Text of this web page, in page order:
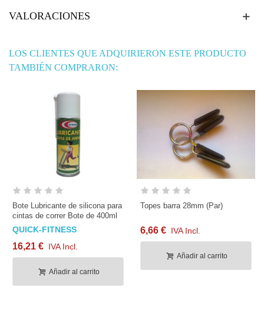
VALORACIONES
LOS CLIENTES QUE ADQUIRIERON ESTE PRODUCTO
TAMBIÉN COMPRARON:
Bote Lubricante de silicona para
cintas de correr Bote de 400ml
QUICK-FITNESS
16,21 € IVA Incl.
Añadir al carrito
Topes barra 28mm (Par)
6,66 € IVA Incl.
Añadir al carrito